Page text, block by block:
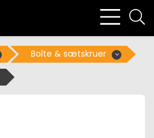
bars
Bolte & sætskruer